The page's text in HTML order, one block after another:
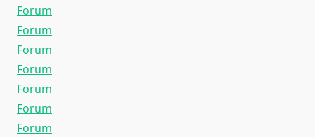
Forum
Forum
Forum
Forum
Forum
Forum
Forum